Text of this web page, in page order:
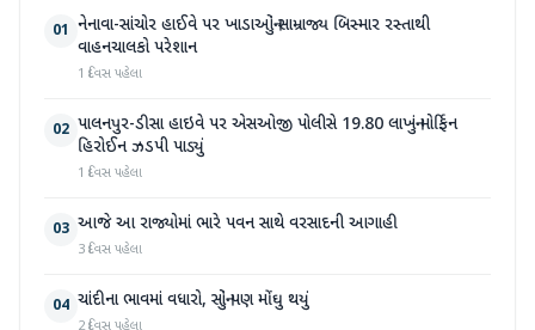
01 નેનાવા-સાંચોર હાઈવે પર ખાડાઓનું સામ્રાજ્ય બિસ્માર રસ્તાથી
વાહનચાલકો પરેશાન
1 દિવસ પહેલા
02 પાલનપુર-ડીસા હાઇવે પર એસઓજી પોલીસે 19.80 લાખનું મોર્ફિન
હિરોઈન ઝડપી પાડ્યું
1 દિવસ પહેલા
03 આજે આ રાજ્યોમાં ભારે પવન સાથે વરસાદની આગાહી
3 દિવસ પહેલા
04 ચાંદીના ભાવમાં વધારો, સોનું પણ મોંઘુ થયું
2 દિવસ પહેલા